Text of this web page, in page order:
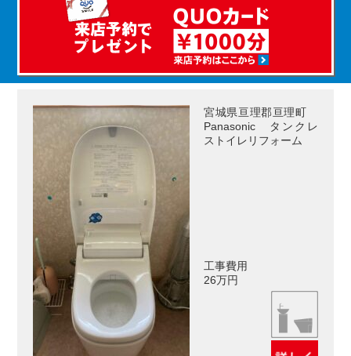
宮城県亘理郡亘理町
Panasonic タンクレ
ストイレリフォーム
工事費用
26万円